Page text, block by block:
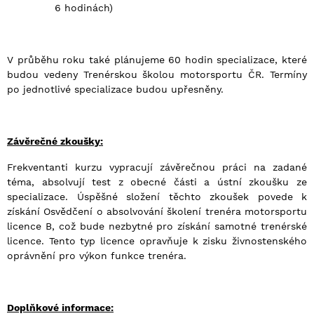
6 hodinách)
V průběhu roku také plánujeme 60 hodin specializace, které
budou vedeny Trenérskou školou motorsportu ČR. Termíny
po jednotlivé specializace budou upřesněny.
Závěrečné zkoušky:
Frekventanti kurzu vypracují závěrečnou práci na zadané
téma, absolvují test z obecné části a ústní zkoušku ze
specializace. Úspěšné složení těchto zkoušek povede k
získání Osvědčení o absolvování školení trenéra motorsportu
licence B, což bude nezbytné pro získání samotné trenérské
licence. Tento typ licence opravňuje k zisku živnostenského
oprávnění pro výkon funkce trenéra.
Doplňkové informace: